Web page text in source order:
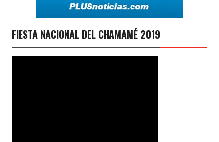
FIESTA NACIONAL DEL CHAMAMÉ 2019